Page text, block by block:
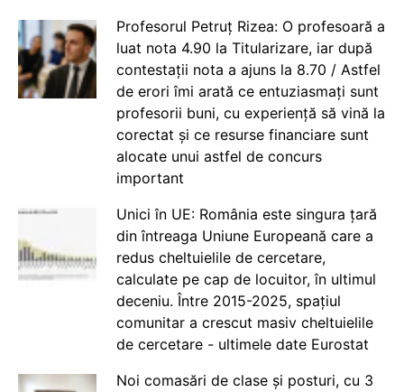
Profesorul Petruț Rizea: O profesoară a
luat nota 4.90 la Titularizare, iar după
contestații nota a ajuns la 8.70 / Astfel
de erori îmi arată ce entuziasmați sunt
profesorii buni, cu experiență să vină la
corectat și ce resurse financiare sunt
alocate unui astfel de concurs
important
Unici în UE: România este singura țară
din întreaga Uniune Europeană care a
redus cheltuielile de cercetare,
calculate pe cap de locuitor, în ultimul
deceniu. Între 2015-2025, spațiul
comunitar a crescut masiv cheltuielile
de cercetare - ultimele date Eurostat
Noi comasări de clase și posturi, cu 3